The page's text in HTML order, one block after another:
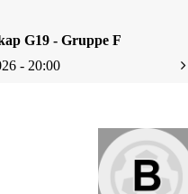
G19 - Gruppe F
- 20:00